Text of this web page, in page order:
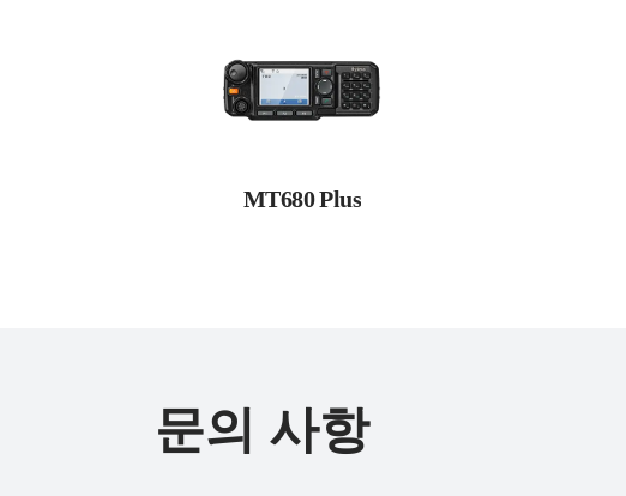
MT680 Plus
문의 사항